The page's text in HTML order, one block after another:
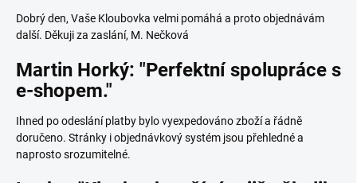
Dobrý den, Vaše Kloubovka velmi pomáhá a proto objednávám
další. Děkuji za zaslání, M. Nečková
Martin Horký: "Perfektní spolupráce s
e-shopem."
Ihned po odeslání platby bylo vyexpedováno zboží a řádně
doručeno. Stránky i objednávkový systém jsou přehledné a
naprosto srozumitelné.